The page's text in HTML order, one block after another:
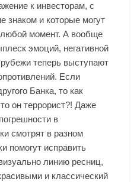
к инвесторам, с
знаком и которые могут
любой момент. А вообще
эмоций, негативной
теперь выступают
Если
Банка, то как
он террорист?! Даже
в
смотрят в разном
помогут исправить
линию ресниц,
и классический